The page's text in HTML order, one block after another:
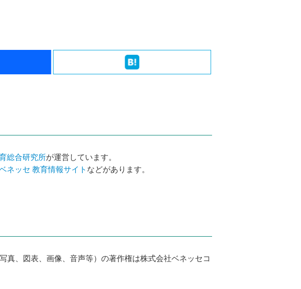
総合研究所が運営しています。
ネッセ 教育情報サイト などがあります。
真、図表、画像、音声等）の著作権は株式会社ベネッセコ